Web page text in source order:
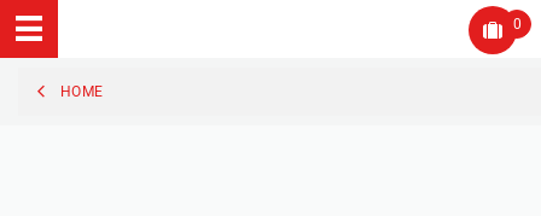
0
HOME